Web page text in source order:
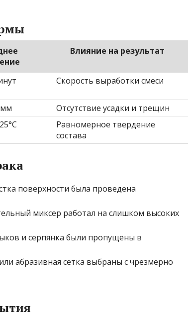
Влияние на результат
Скорость выработки смеси
мм
Отсутствие усадки и трещин
Равномерное твердение
состава
поверхности была проведена
миксер работал на слишком высоких
и серпянка были пропущены в
абразивная сетка выбраны с чрезмерно